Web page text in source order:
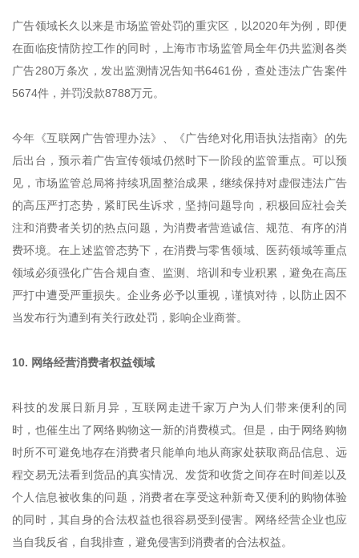
广告领域长久以来是市场监管处罚的重灾区，以2020年为例，即便
在面临疫情防控工作的同时，上海市市场监管局全年仍共监测各类
广告280万条次，发出监测情况告知书6461份，查处违法广告案件
5674件，并罚没款8788万元。
今年《互联网广告管理办法》、《广告绝对化用语执法指南》的先
后出台，预示着广告宣传领域仍然时下一阶段的监管重点。可以预
见，市场监管总局将持续巩固整治成果，继续保持对虚假违法广告
的高压严打态势，紧盯民生诉求，坚持问题导向，积极回应社会关
注和消费者关切的热点问题，为消费者营造诚信、规范、有序的消
费环境。在上述监管态势下，在消费与零售领域、医药领域等重点
领域必须强化广告合规自查、监测、培训和专业积累，避免在高压
严打中遭受严重损失。企业务必予以重视，谨慎对待，以防止因不
当发布行为遭到有关行政处罚，影响企业商誉。
10. 网络经营消费者权益领域
科技的发展日新月异，互联网走进千家万户为人们带来便利的同
时，也催生出了网络购物这一新的消费模式。但是，由于网络购物
时所不可避免地存在消费者只能单向地从商家处获取商品信息、远
程交易无法看到货品的真实情况、发货和收货之间存在时间差以及
个人信息被收集的问题，消费者在享受这种新奇又便利的购物体验
的同时，其自身的合法权益也很容易受到侵害。网络经营企业也应
当自我反省，自我排查，避免侵害到消费者的合法权益。